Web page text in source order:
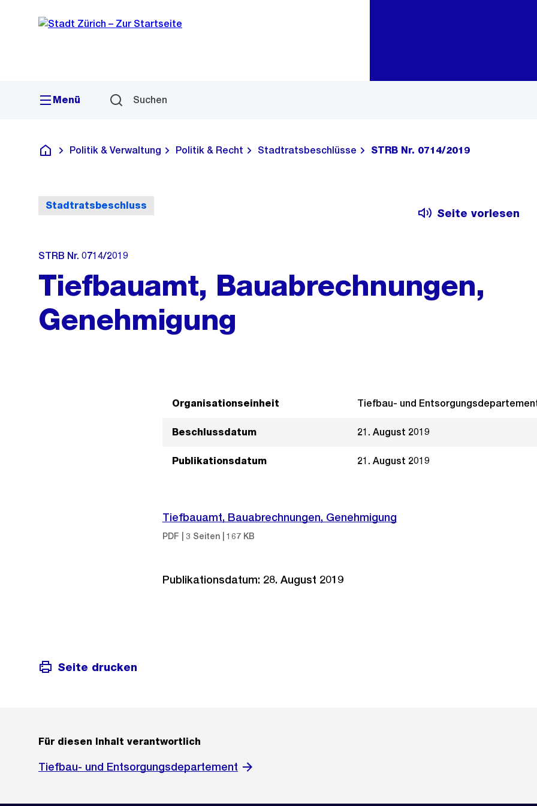
Navigation
Sprunglink
Menü Suchen
Deutsch
Politik & Verwaltung Politik & Recht Stadtratsbeschlüsse STRB Nr. 0714/2019
Stadtratsbeschluss
Seite vorlesen
STRB Nr. 0714/2019
Tiefbauamt, Bauabrechnungen,
Genehmigung
Organisationseinheit Tiefbau- und
Beschlussdatum 21. August 2019
Publikationsdatum 21. August 2019
Tiefbauamt, Bauabrechnungen, Genehmigung
PDF | 3 Seiten | 167 KB
Publikationsdatum: 28. August 2019
Seite drucken
Für diesen Inhalt verantwortlich
Tiefbau- und Entsorgungsdepartement